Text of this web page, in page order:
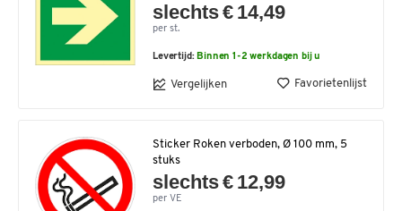
slechts € 14,49
per st.
Levertijd: Binnen 1-2 werkdagen bij u
Vergelijken Favorietenlijst
Sticker Roken verboden, Ø 100 mm, 5
stuks
slechts € 12,99
per VE